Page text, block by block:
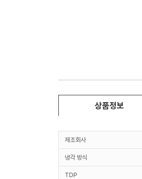
상품정보
제조회사
냉각 방식
TDP